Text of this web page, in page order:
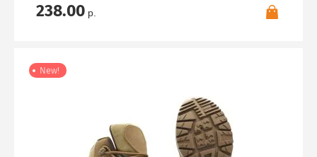
238.00 р.
New!